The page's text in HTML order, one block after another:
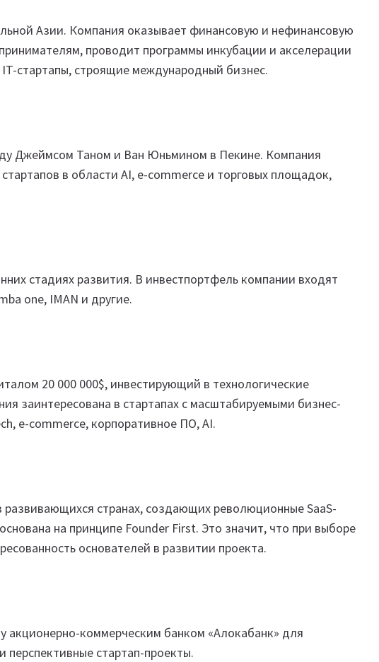
Азии. Компания оказывает финансовую и нефинансовую
проводит программы инкубации и акселерации
стартапы, строящие международный бизнес.
Джеймсом Таном и Ван Юньмином в Пекине. Компания
в области AI, e-commerce и торговых площадок,
стадиях развития. В инвестпортфель компании входят
one, IMAN и другие.
20 000 000$, инвестирующий в технологические
заинтересована в стартапах с масштабируемыми бизнес-
e-commerce, корпоративное ПО, AI.
развивающихся странах, создающих революционные SaaS-
на принципе Founder First. Это значит, что при выборе
основателей в развитии проекта.
акционерно-коммерческим банком «Алокабанк» для
перспективные стартап-проекты.